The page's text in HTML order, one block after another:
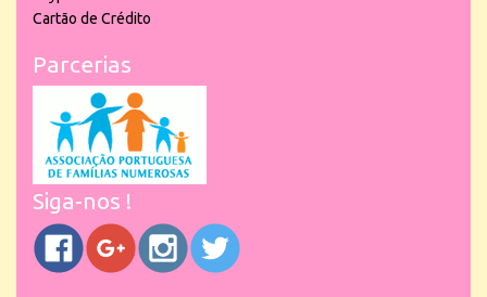
Cartão de Crédito
Parcerias
Siga-nos !